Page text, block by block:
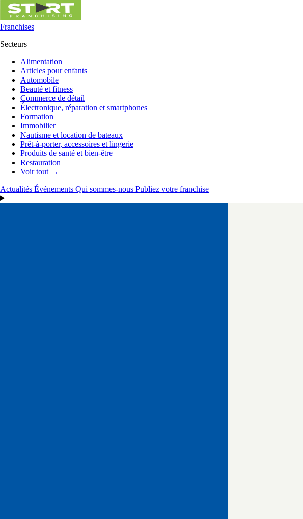
Franchises
Secteurs
Alimentation
Articles pour enfants
Automobile
Beauté et fitness
Commerce de détail
Électronique, réparation et smartphones
Formation
Immobilier
Nautisme et location de bateaux
Prêt-à-porter, accessoires et lingerie
Produits de santé et bien-être
Restauration
Voir tout →
Actualités Événements Qui sommes-nous Publiez votre franchise